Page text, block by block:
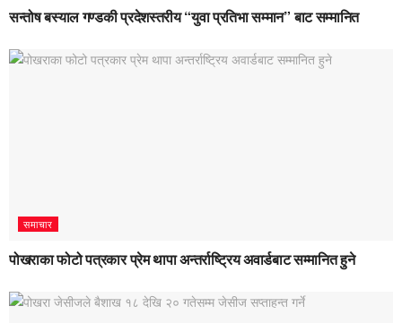
सन्तोष बस्याल गण्डकी प्रदेशस्तरीय “युवा प्रतिभा सम्मान” बाट सम्मानित
समाचार
पोखराका फोटो पत्रकार प्रेम थापा अन्तर्राष्ट्रिय अवार्डबाट सम्मानित हुने